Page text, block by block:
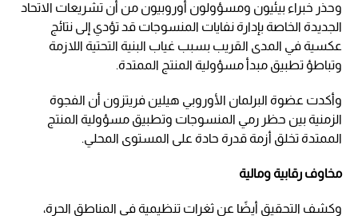
وحذر خبراء بيئيون ومسؤولون أوروبيون من أن تشريعات الاتحاد
الجديدة الخاصة بإدارة نفايات المنسوجات قد تؤدي إلى نتائج
عكسية في المدى القريب بسبب غياب البنية التحتية اللازمة
وتباطؤ تطبيق مبدأ مسؤولية المنتج الممتدة.
وأكدت عضوة البرلمان الأوروبي هيلين فريتزون أن الفجوة
الزمنية بين حظر رمي المنسوجات وتطبيق مسؤولية المنتج
الممتدة تخلق أزمة قدرة حادة على المستوى المحلي.
مخاوف رقابية ومالية
وكشف التحقيق أيضًا عن ثغرات تنظيمية في المناطق الحرة،